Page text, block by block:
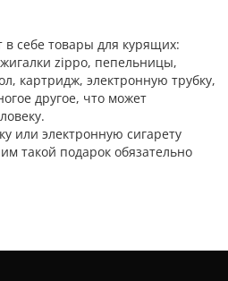
себе товары для курящих:
zippo, пепельницы,
картридж, электронную трубку,
другое, что может
или электронную сигарету
такой подарок обязательно